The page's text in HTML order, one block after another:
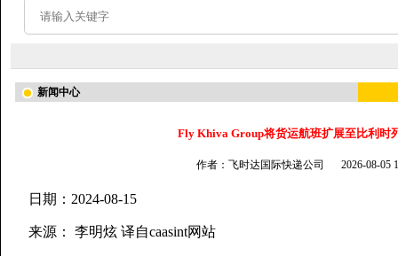
新闻中心
Fly Khiva Group将货运航班扩展至比利时
作者：飞时达国际快递公司 2026-08-05
日期：2024-08-15
来源： 李明炫 译自caasint网站